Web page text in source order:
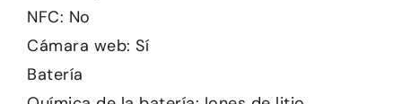
NFC: No
Cámara web: Sí
Batería